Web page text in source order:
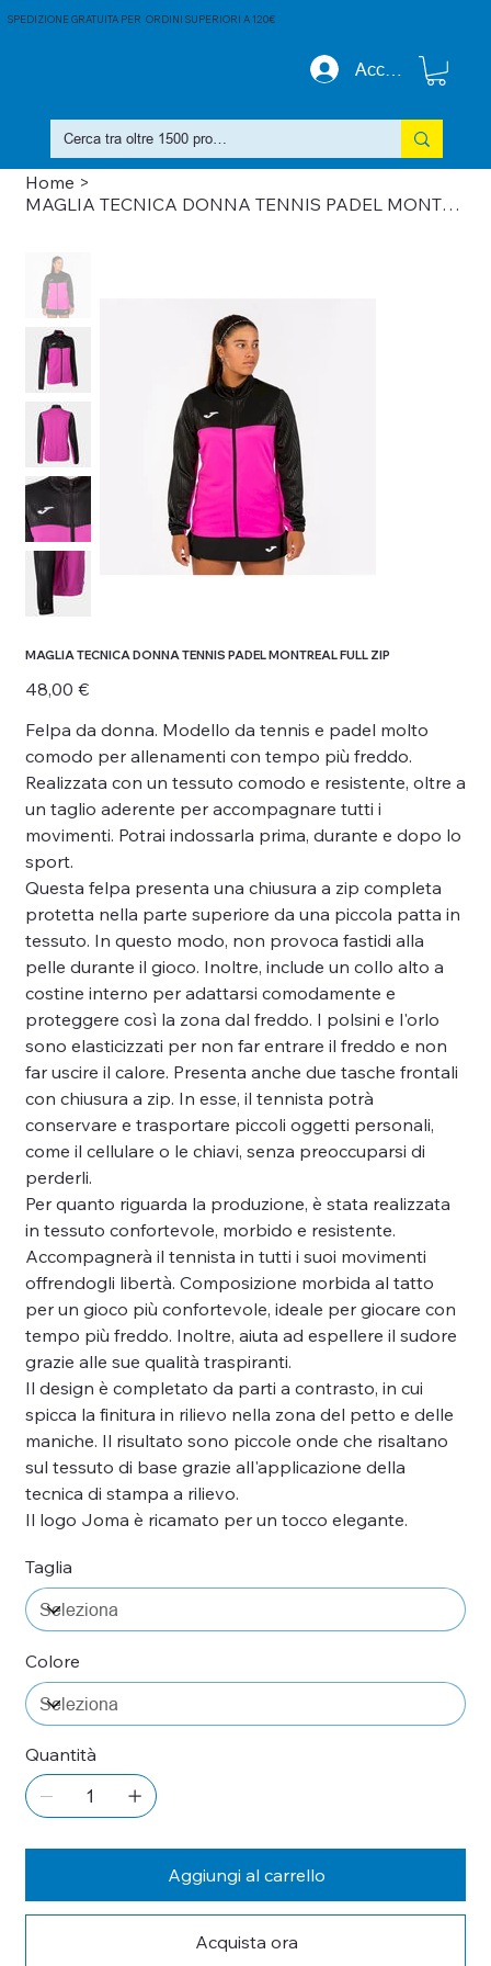
Accedi
SPEDIZIONE GRATUITA PER ORDINI SUPERIORI A 120€
Home >
MAGLIA TECNICA DONNA TENNIS PADEL MONTREAL FULL ZIP
MAGLIA TECNICA DONNA TENNIS PADEL MONTREAL FULL ZIP
Prezzo
48,00 €
Felpa da donna. Modello da tennis e padel molto
comodo per allenamenti con tempo più freddo.
Realizzata con un tessuto comodo e resistente, oltre a
un taglio aderente per accompagnare tutti i
movimenti. Potrai indossarla prima, durante e dopo lo
sport.
Questa felpa presenta una chiusura a zip completa
protetta nella parte superiore da una piccola patta in
tessuto. In questo modo, non provoca fastidi alla
pelle durante il gioco. Inoltre, include un collo alto a
costine interno per adattarsi comodamente e
proteggere così la zona dal freddo. I polsini e l'orlo
sono elasticizzati per non far entrare il freddo e non
far uscire il calore. Presenta anche due tasche frontali
con chiusura a zip. In esse, il tennista potrà
conservare e trasportare piccoli oggetti personali,
come il cellulare o le chiavi, senza preoccuparsi di
perderli.
Per quanto riguarda la produzione, è stata realizzata
in tessuto confortevole, morbido e resistente.
Accompagnerà il tennista in tutti i suoi movimenti
offrendogli libertà. Composizione morbida al tatto
per un gioco più confortevole, ideale per giocare con
tempo più freddo. Inoltre, aiuta ad espellere il sudore
grazie alle sue qualità traspiranti.
Il design è completato da parti a contrasto, in cui
spicca la finitura in rilievo nella zona del petto e delle
maniche. Il risultato sono piccole onde che risaltano
sul tessuto di base grazie all'applicazione della
tecnica di stampa a rilievo.
Il logo Joma è ricamato per un tocco elegante.
Taglia
Colore
Quantità
Aggiungi al carrello
Acquista ora